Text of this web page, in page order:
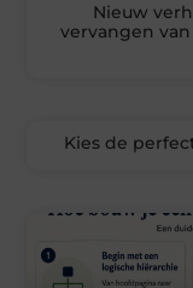
Nieuw
vervangen
Kies de